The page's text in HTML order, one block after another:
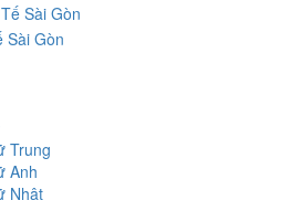
Trung
Anh
Nhật